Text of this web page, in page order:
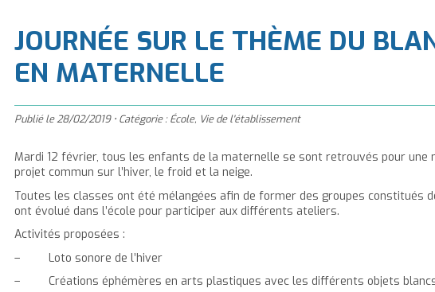
JOURNÉE SUR LE THÈME DU
EN MATERNELLE
Publié le28/02/2019 • Catégorie :École, Vie de l'établissement
Mardi 12 février, tous les enfants de la maternelle se sont retrouvés pour une
projet commun sur l’hiver, le froid et la neige.
Toutes les classes ont été mélangées afin de former des groupes constitués
ont évolué dans l’école pour participer aux différents ateliers.
Activités proposées :
– Loto sonore de l’hiver
– Créations éphémères en arts plastiques avec les différents objets